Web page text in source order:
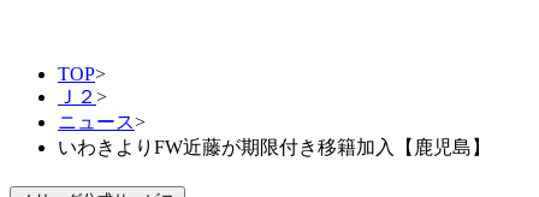
TOP>
Ｊ２ >
ニュース>
いわきよりFW近藤が期限付き移籍加入【鹿児島】